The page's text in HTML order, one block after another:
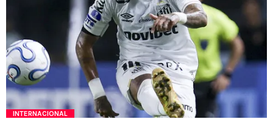
INTERNACIONAL